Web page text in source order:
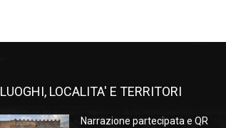
LUOGHI, LOCALITA' E TERRITORI
Narrazione partecipata e QR